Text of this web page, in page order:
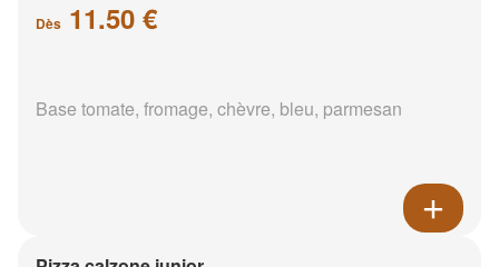
Dès 11.50 €
Base tomate, fromage, chèvre, bleu, parmesan